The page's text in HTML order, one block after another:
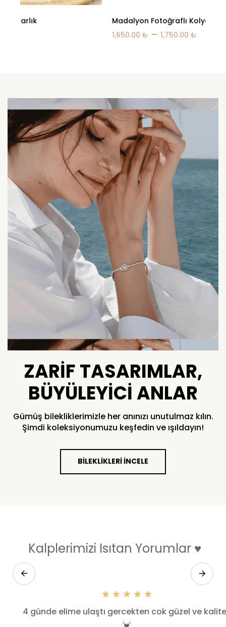
Madalyon Fotoğraflı Kolye
ZARIF TASARIMLAR,
BÜYÜLEYICI ANLAR
Gümüş bilekliklerimizle her anınızı unutulmaz kılın.
Şimdi koleksiyonumuzu keşfedin ve ışıldayın!
BILEKLIKLERI İNCELE
Kalplerimizi Isıtan Yorumlar ♥
4 günde elime ulaştı gercekten cok güzel ve